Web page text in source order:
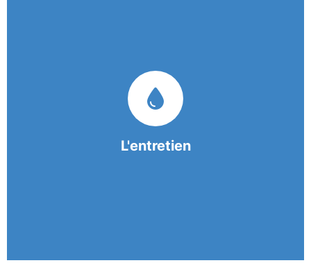
L'entretien
garantissent une prestation de nettoyage de
qualité.